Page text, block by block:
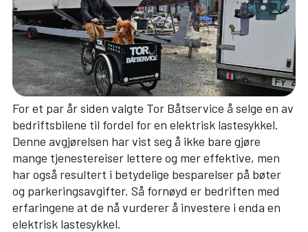
For et par år siden valgte Tor Båtservice å selge en av
bedriftsbilene til fordel for en elektrisk lastesykkel.
Denne avgjørelsen har vist seg å ikke bare gjøre
mange tjenestereiser lettere og mer effektive, men
har også resultert i betydelige besparelser på bøter
og parkeringsavgifter. Så fornøyd er bedriften med
erfaringene at de nå vurderer å investere i enda en
elektrisk lastesykkel.